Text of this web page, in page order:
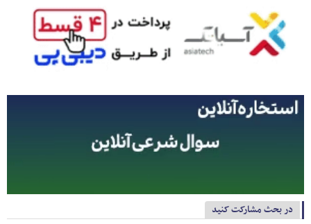
در بحث مشارکت کنید